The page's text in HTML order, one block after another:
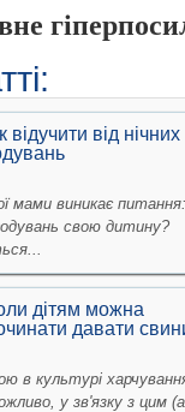
відучити від нічних
мами виникає
свою дитину?
дітям можна
давати
в культурі
у зв'язку з цим